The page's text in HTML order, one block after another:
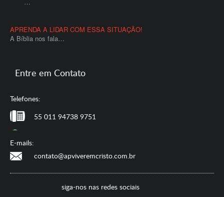
APRENDA A LIDAR COM ESSA SITUAÇÃO!
A Bíblia nos fala…
Entre em Contato
Telefones:
55 011 94738 9751
E-mails:
contato@apviveremcristo.com.br
siga-nos nas redes sociais